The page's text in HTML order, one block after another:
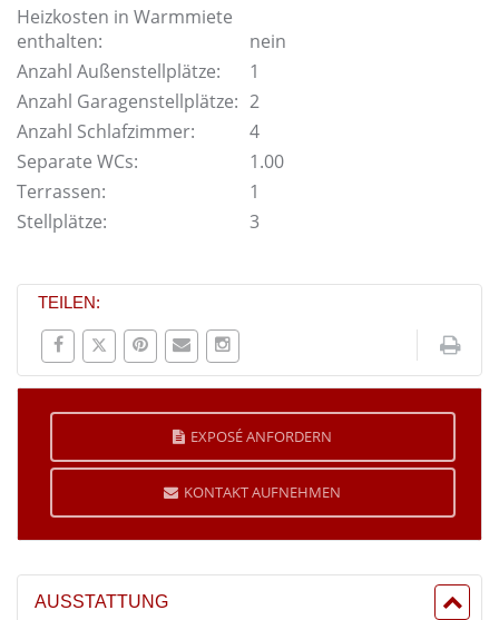
Heizkosten in Warmmiete
enthalten:
nein
Anzahl Außenstellplätze:
1
Anzahl Garagenstellplätze: 2
Anzahl Schlafzimmer:
4
Separate WCs:
1.00
Terrassen:
1
Stellplätze:
3
TEILEN:
EXPOSÉ ANFORDERN
KONTAKT AUFNEHMEN
AUSSTATTUNG